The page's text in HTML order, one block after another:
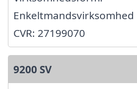
Enkeltmandsvirksomhed
CVR: 27199070
9200 SV